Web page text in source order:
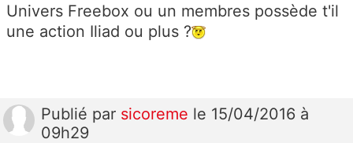
Univers Freebox ou un membres possède t'il
une action Iliad ou plus ?
Publié par sicoreme le 15/04/2016 à
09h29